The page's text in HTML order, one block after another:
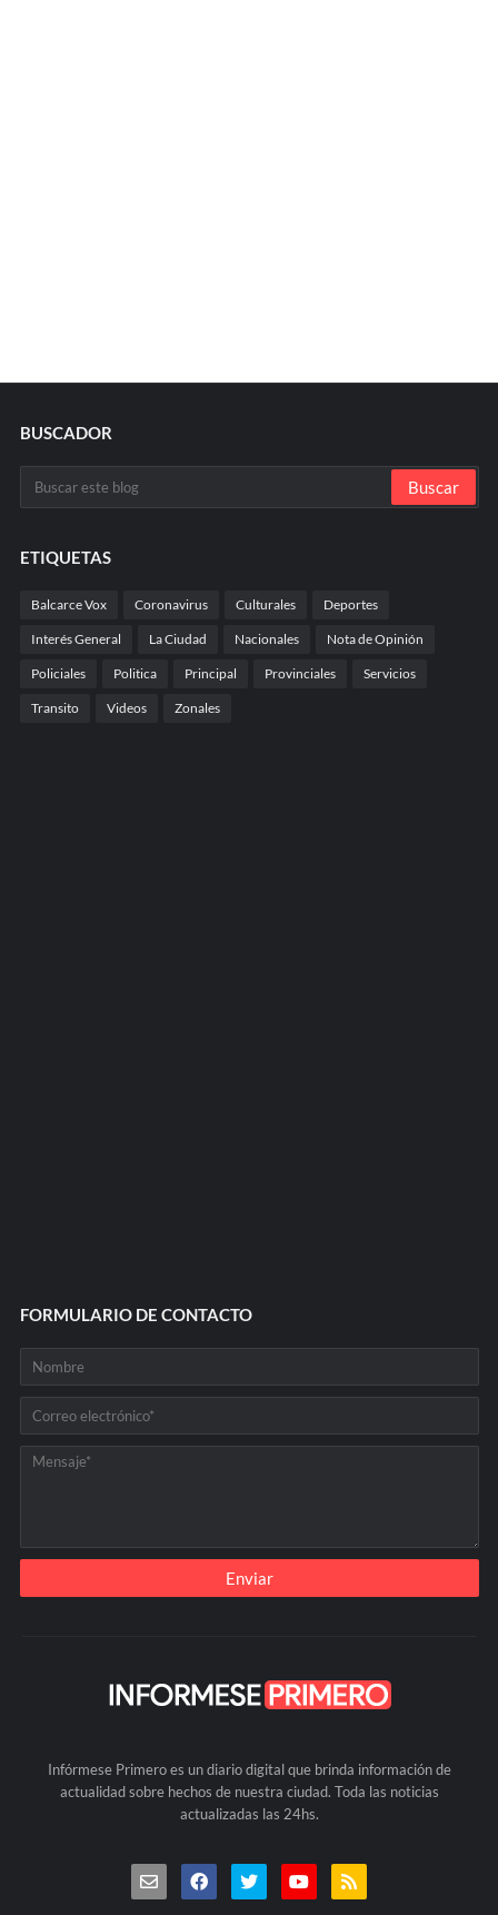
BUSCADOR
ETIQUETAS
Balcarce Vox Coronavirus Culturales Deportes
Interés General La Ciudad Nacionales Nota de Opinión
Policiales Politica Principal Provinciales Servicios
Transito Videos Zonales
FORMULARIO DE CONTACTO
Infórmese Primero es un diario digital que brinda información de
actualidad sobre hechos de nuestra ciudad. Toda las noticias
actualizadas las 24hs.